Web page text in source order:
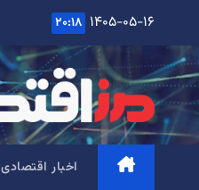
content
۱۴۰۵-۰۵-۱۶ ۲۰:۱۸
اخبار اقتصادی